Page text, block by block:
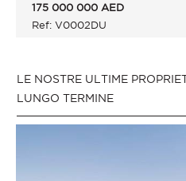
175 000 000 AED
Ref: V0002DU
LE NOSTRE ULTIME
LUNGO TERMINE